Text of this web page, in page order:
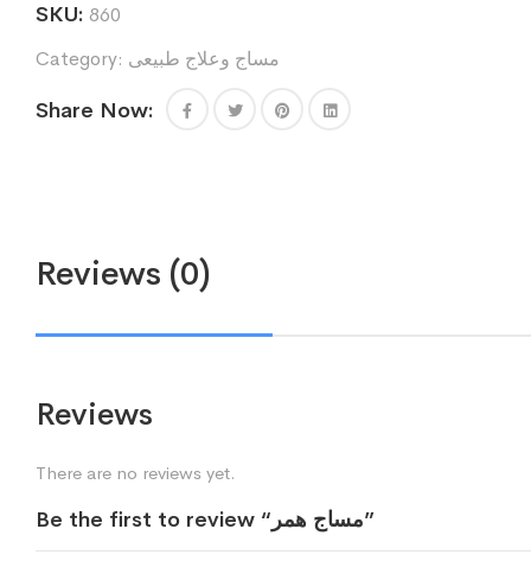
SKU: 860
Category: مساج وعلاج طبيعى
Share Now:
Reviews (0)
Reviews
There are no reviews yet.
Be the first to review “مساج همر”